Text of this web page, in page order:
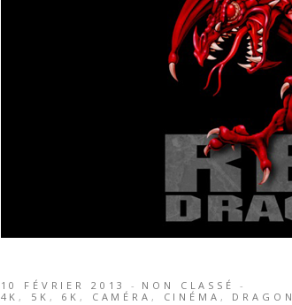
10 FÉVRIER 2013
NON CLASSÉ
4K , 5K , 6K , CAMÉRA , CINÉMA , DRAGON